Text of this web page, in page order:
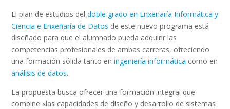
El plan de estudios deldoble grado en Enxeñaría Informática y
Ciencia e Enxeñaría de Datos de este nuevo programa está
diseñado para que el alumnado pueda adquirir las
competencias profesionales de ambas carreras, ofreciendo
una formación sólida tanto eningeniería informática como en
análisis de datos.
La propuesta busca ofrecer una formación integral que
combine «las capacidades de diseño y desarrollo de sistemas